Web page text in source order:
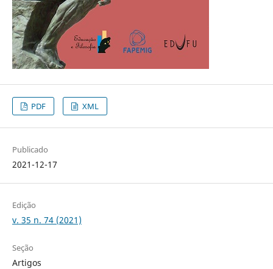
PDF XML
Publicado
2021-12-17
Edição
v. 35 n. 74 (2021)
Seção
Artigos